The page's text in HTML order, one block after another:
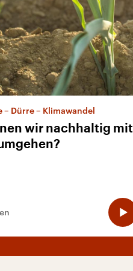
– Dürre – Klimawandel
wir nachhaltig mit